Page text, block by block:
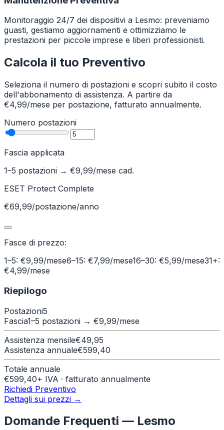
Monitoraggio 24/7 dei dispositivi a Lesmo: preveniamo
guasti, gestiamo aggiornamenti e ottimizziamo le
prestazioni per piccole imprese e liberi professionisti.
Calcola il tuo Preventivo
Seleziona il numero di postazioni e scopri subito il costo
dell'abbonamento di assistenza. A partire da
€4,99/mese per postazione, fatturato annualmente.
Numero postazioni
Fascia applicata
1–5 postazioni → €9,99/mese cad.
ESET Protect Complete
€69,99/postazione/anno
Fasce di prezzo:
1–5: €9,99/mese6–15: €7,99/mese16–30: €5,99/mese31+:
€4,99/mese
Riepilogo
Postazioni5
Fascia1–5 postazioni → €9,99/mese
Assistenza mensile€49,95
Assistenza annuale€599,40
Totale annuale
€599,40+ IVA · fatturato annualmente
Richiedi Preventivo
Dettagli sui prezzi →
Domande Frequenti — Lesmo